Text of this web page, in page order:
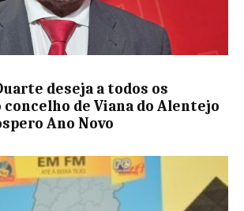
deseja a todos os
de Viana do Alentejo
Ano Novo